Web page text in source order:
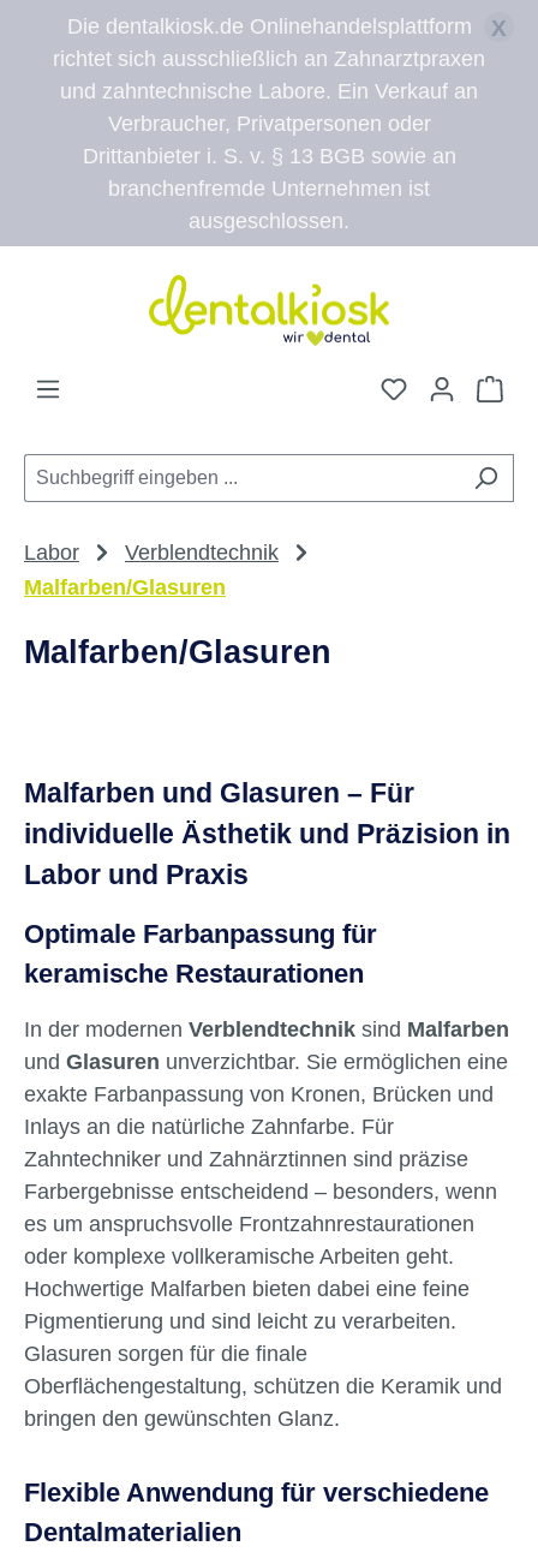
X
Die dentalkiosk.de Onlinehandelsplattform
richtet sich ausschließlich an Zahnarztpraxen
und zahntechnische Labore. Ein Verkauf an
Verbraucher, Privatpersonen oder
Drittanbieter i. S. v. § 13 BGB sowie an
branchenfremde Unternehmen ist
ausgeschlossen.
Zum Hauptinhalt springen
Du hast 0
Labor
Verblendtechnik
Malfarben/Glasuren
Malfarben/Glasuren
Malfarben und Glasuren – Für
individuelle Ästhetik und Präzision in
Labor und Praxis
Optimale Farbanpassung für
keramische Restaurationen
In der modernen Verblendtechnik sind Malfarben
und Glasuren unverzichtbar. Sie ermöglichen eine
exakte Farbanpassung von Kronen, Brücken und
Inlays an die natürliche Zahnfarbe. Für
Zahntechniker und Zahnärztinnen sind präzise
Farbergebnisse entscheidend – besonders, wenn
es um anspruchsvolle Frontzahnrestaurationen
oder komplexe vollkeramische Arbeiten geht.
Hochwertige Malfarben bieten dabei eine feine
Pigmentierung und sind leicht zu verarbeiten.
Glasuren sorgen für die finale
Oberflächengestaltung, schützen die Keramik und
bringen den gewünschten Glanz.
Flexible Anwendung für verschiedene
Dentalmaterialien